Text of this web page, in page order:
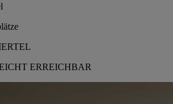
ERREICHBAR